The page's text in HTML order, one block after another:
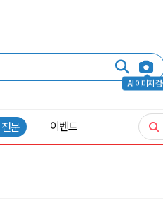
AI 이미지 검
문 이벤트